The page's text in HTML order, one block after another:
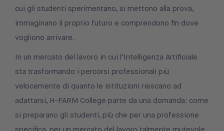
cui gli studenti sperimentano, si mettono alla prova,
immaginano il proprio futuro e comprendono fin dove
vogliono arrivare.
In un mercato del lavoro in cui l’Intelligenza Artificiale
sta trasformando i percorsi professionali più
velocemente di quanto le istituzioni riescano ad
adattarsi, H-FARM College parte da una domanda: come
si preparano gli studenti, più che per una professione